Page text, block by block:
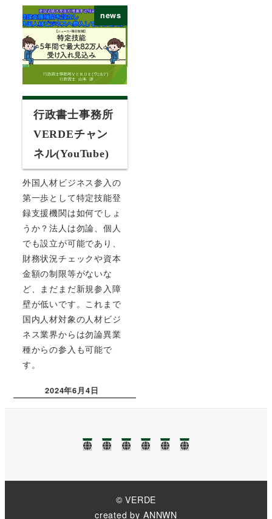
news
行政書士事務所
VERDEチャン
ネル(YouTube)
外国人材ビジネス参入の
第一歩として特定技能登
録支援機関は如何でしょ
うか？法人は勿論、個人
でも設立が可能であり、
財務状況チェックや資本
金額の制限等がないな
ど、まだまだ新規参入障
壁が低いです。これまで
国内人材対象の人材ビジ
ネス業界からは勿論異業
種からの参入も可能で
す。
投稿日
2024年6月4日
TOPNEWS❢❢
業
務
い
て
ブ
ロ
事
務
内
お
問
わ
© VERDE
created by ANNWN